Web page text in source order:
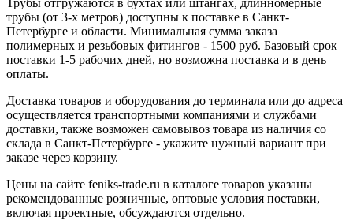
трубы (от 3-х метров) доступны к поставке в Санкт-
Петербурге и области. Минимальная сумма заказа
полимерных и резьбовых фитингов - 1500 руб. Базовый срок
поставки 1-5 рабочих дней, но возможна поставка и в день
оплаты.
Доставка товаров и оборудования до терминала или до адреса
осуществляется транспортными компаниями и службами
доставки, также возможен самовывоз товара из наличия со
склада в Санкт-Петербурге - укажите нужный вариант при
заказе через корзину.
Цены на сайте feniks-trade.ru в каталоге товаров указаны
рекомендованные розничные, оптовые условия поставки,
включая проектные, обсуждаются отдельно.